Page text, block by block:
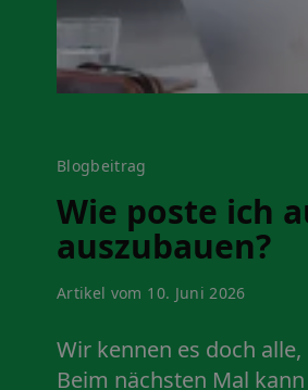
Blogbeitrag
Wie poste ich
auszubauen?
Artikel vom 10. Juni 2026
Wir kennen es doch
Beim nächsten Mal